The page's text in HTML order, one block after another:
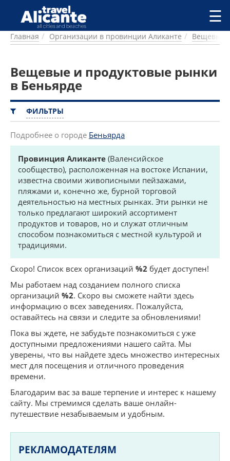
Перейти к основному содержанию
ГОРОДА
ПИТАНИЕ
ПРОЖИВАНИЕ
ДОСТОПРИМЕЧАТЕЛЬНОСТИ
КЕМПИНГ
КОМАРКИ (РАЙОНЫ)
РЕЦЕПТЫ
ПРЕДЛОЖЕНИЯ
СТАТЬИ
УСЛУГИ
☰
Главная Организации в провинции Аликанте Вещевые
Вещевые и продуктовые рынки
в Беньярде
ФИЛЬТРЫ
Подробнее о городе Беньярда
Провинция Аликанте (Валенсийское
сообщество), расположенная на востоке Испании,
известна своими живописными пейзажами,
пляжами и, конечно же, бурной торговой
деятельностью на местных рынках. Эти рынки не
только предлагают широкий ассортимент
продуктов и товаров, но и служат отличным
способом познакомиться с местной культурой и
традициями.
Скоро! Список всех организаций %2 будет доступен!
Мы работаем над созданием полного списка
организаций %2. Скоро вы сможете найти здесь
информацию о всех заведениях. Пожалуйста,
оставайтесь на связи и следите за обновлениями!
Пока вы ждете, не забудьте познакомиться с уже
доступными предложениями нашего сайта. Мы
уверены, что вы найдете здесь множество интересных
мест для посещения и отличного проведения
времени.
Благодарим вас за ваше терпение и интерес к нашему
сайту. Мы стремимся сделать ваше онлайн-
путешествие незабываемым и удобным.
РЕКЛАМОДАТЕЛЯМ